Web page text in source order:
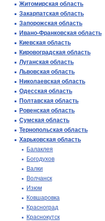
Житомирская область
Закарпатская область
Запорожская область
Ивано-Франковская область
Киевская область
Кировоградская область
Луганская область
Львовская область
Николаевская область
Одесская область
Полтавская область
Ровенская область
Сумская область
Тернопольская область
Харьковская область
Балаклея
Богодухов
Валки
Волчанск
Изюм
Ковшаровка
Красноград
Краснокутск